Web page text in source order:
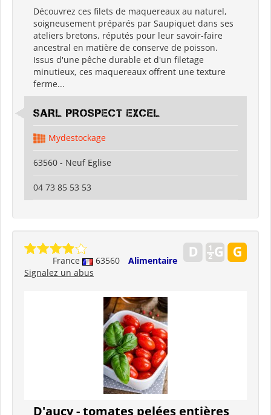
Découvrez ces filets de maquereaux au naturel,
soigneusement préparés par Saupiquet dans ses
ateliers bretons, réputés pour leur savoir-faire
ancestral en matière de conserve de poisson.
Issus d'une pêche durable et d'un filetage
minutieux, ces maquereaux offrent une texture
ferme...
SARL PROSPECT EXCEL
Mydestockage
63560 - Neuf Eglise
04 73 85 53 53
France 63560
Alimentaire
Signalez un abus
D'aucy - tomates pelées entières